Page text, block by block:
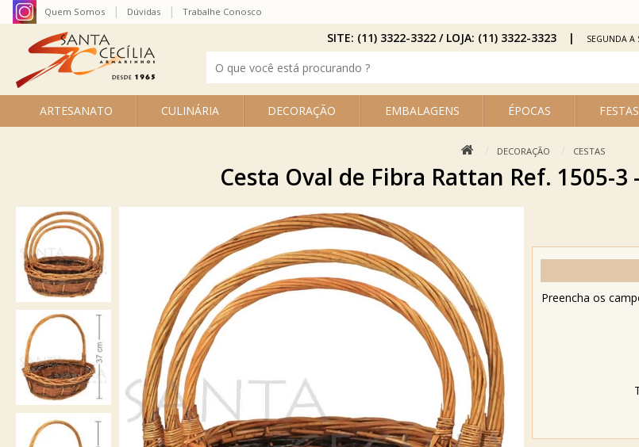
ARTESANATO CULINÁRIA DECORAÇÃO EMBALAGENS ÉPOCAS FESTAS
Quem Somos Dúvidas Trabalhe Conosco
SITE: (11) 3322-3322 / LOJA: (11) 3322-3323 SEGUNDA A
DECORAÇÃO CESTAS
Cesta Oval de Fibra Rattan Ref. 1505-
Preencha os